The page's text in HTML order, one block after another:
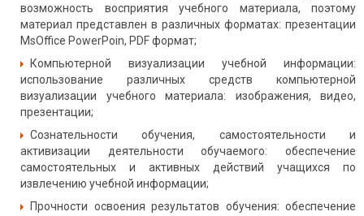
возможность восприятия учебного материала, поэтому
материал представлен в различных форматах: презентации
MsOffice PowerPoin, PDF формат;
Компьютерной визуализации учебной информации:
использование различных средств компьютерной
визуализации учебного материала: изображения, видео,
презентации;
Сознательности обучения, самостоятельности и
активизации деятельности обучаемого: обеспечение
самостоятельных и активных действий учащихся по
извлечению учебной информации;
Прочности освоения результатов обучения: обеспечение